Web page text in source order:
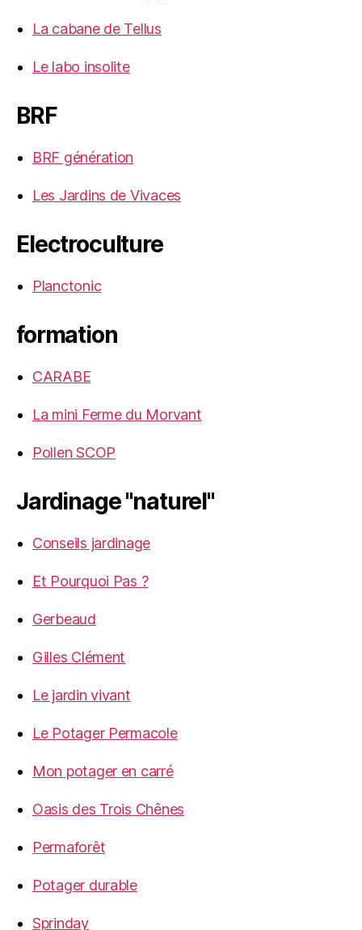
La cabane de Tellus
Le labo insolite
BRF
BRF génération
Les Jardins de Vivaces
Electroculture
Planctonic
formation
CARABE
La mini Ferme du Morvant
Pollen SCOP
Jardinage "naturel"
Conseils jardinage
Et Pourquoi Pas ?
Gerbeaud
Gilles Clément
Le jardin vivant
Le Potager Permacole
Mon potager en carré
Oasis des Trois Chênes
Permaforêt
Potager durable
Sprinday